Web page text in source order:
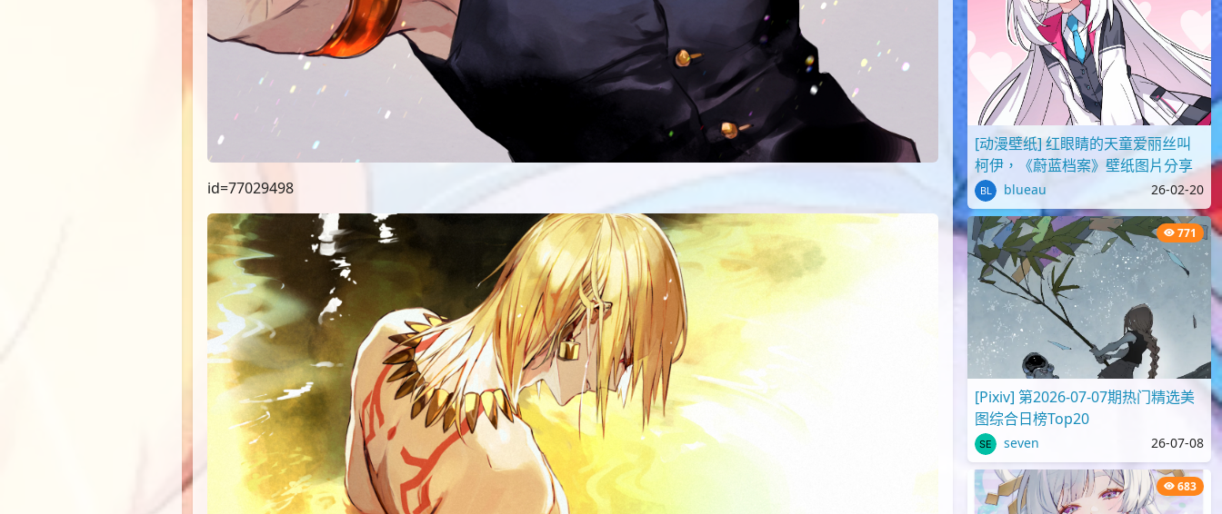
id=77029498
[动漫壁纸] 红眼睛的天童爱丽丝叫
柯伊，《蔚蓝档案》壁纸图片分享
blueau 26-02-20
771
[Pixiv] 第2026-07-07期热门精选美
图综合日榜Top20
seven 26-07-08
683